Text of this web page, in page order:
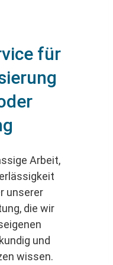
für
Arbeit,
unserer
die wir
und
wissen.